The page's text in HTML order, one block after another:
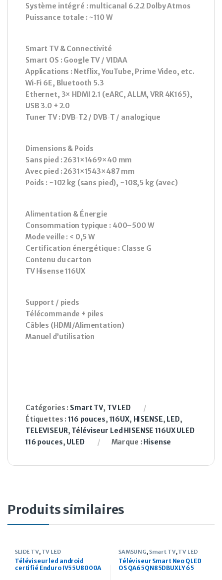
Système intégré : multicanal 6.2.2 Dolby Atmos
Puissance totale : ~110 W
Smart TV & Connectivité
Smart OS : Google TV / VIDAA
Applications : Netflix, YouTube, Prime Video, etc.
Wi‑Fi 6E, Bluetooth 5.3
Ethernet, 3× HDMI 2.1 (eARC, ALLM, VRR 4K165),
USB 3.0 + 2.0
Tuner TV : DVB‑T2 / DVB‑T / analogique
Dimensions & Poids
Sans pied : 2631×1469×40 mm
Avec pied : 2631×1543×487 mm
Poids : ~102 kg (sans pied), ~108,5 kg (avec)
Alimentation & Énergie
Consommation typique : 400–500 W
Mode veille : < 0,5 W
Certification énergétique : Classe G
Contenu du carton
TV Hisense 116UX
Support / pieds
Télécommande + piles
Câbles (HDMI/Alimentation)
Manuel d’utilisation
Catégories : Smart TV, TV LED
Étiquettes :116 pouces, 116UX, HISENSE, LED,
TELEVISEUR, Téléviseur Led HISENSE 116UX ULED
116 pouces, ULED Marque :Hisense
Produits similaires
SLIDE TV, TV LED
Téléviseur led android
certifié Enduro IV55U8000A
SAMSUNG,Smart TV,TV LED
Téléviseur Smart Neo QLED
OS QA65QN85DBUXLY 65